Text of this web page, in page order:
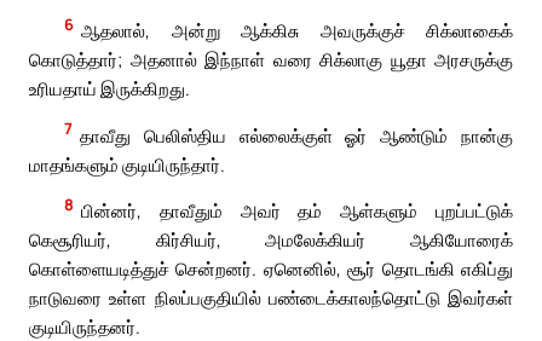
6 ஆதலால், அன்று ஆக்கிசு அவருக்குச் சிக்லாகைக்
கொடுத்தார்; அதனால் இந்நாள் வரை சிக்லாகு யூதா அரசருக்கு
உரியதாய் இருக்கிறது.
7 தாவீது பெலிஸ்திய எல்லைக்குள் ஓர் ஆண்டும் நான்கு
மாதங்களும் குடியிருந்தார்.
8 பின்னர், தாவீதும் அவர் தம் ஆள்களும் புறப்பட்டுக்
கெசூரியர், கிர்சியர், அமலேக்கியர் ஆகியோரைக்
கொள்ளையடித்துச் சென்றனர். ஏனெனில், சூர் தொடங்கி எகிப்து
நாடுவரை உள்ள நிலப்பகுதியில் பண்டைக்காலந்தொட்டு இவர்கள்
குடியிருந்தனர்.